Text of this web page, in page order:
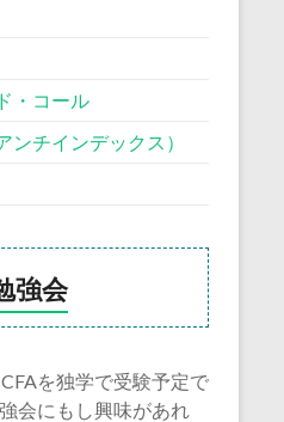
・コール
チインデックス）
強会
を独学で受験予定で
会にもし興味があれ